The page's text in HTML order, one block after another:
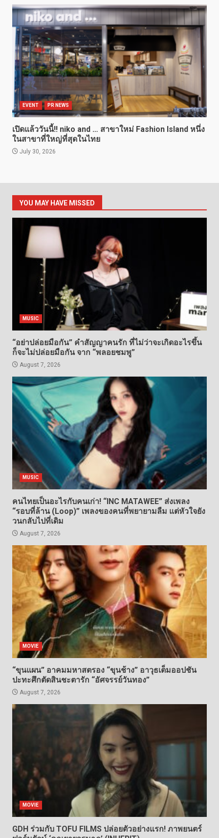
EVENT PR NEWS
เปิดแล้ววันนี้!! niko and … สาขาใหม่ Fashion Island หนึ่ง
ในสาขาที่ใหญ่ที่สุดในไทย
July 30, 2026
YOU MAY HAVE MISSED
MUSIC
“อย่าปล่อยมือกัน” คำสัญญาคนรัก ที่ไม่ว่าจะเกิดอะไรขึ้น
ก็จะไม่ปล่อยมือกัน จาก “พลอยชมพู”
August 7, 2026
MUSIC
คนไทยเป็นอะไรกับคนเก่า! “INC MATAWEE” ส่งเพลง
“รอบที่ล้าน (Loop)” เพลงของคนที่พยายามลืม แต่หัวใจยัง
วนกลับไปที่เดิม
August 7, 2026
MOVIE
“ขุนแผน” อาคมมหาสตรอง “ขุนช้าง” อาวุธเต็มออปชัน
ปะทะศึกตัดสินชะตารัก “อัศจรรย์วันทอง”
August 7, 2026
MOVIE
GDH ร่วมกับ TOFU FILMS ปล่อยตัวอย่างแรก! ภาพยนตร์